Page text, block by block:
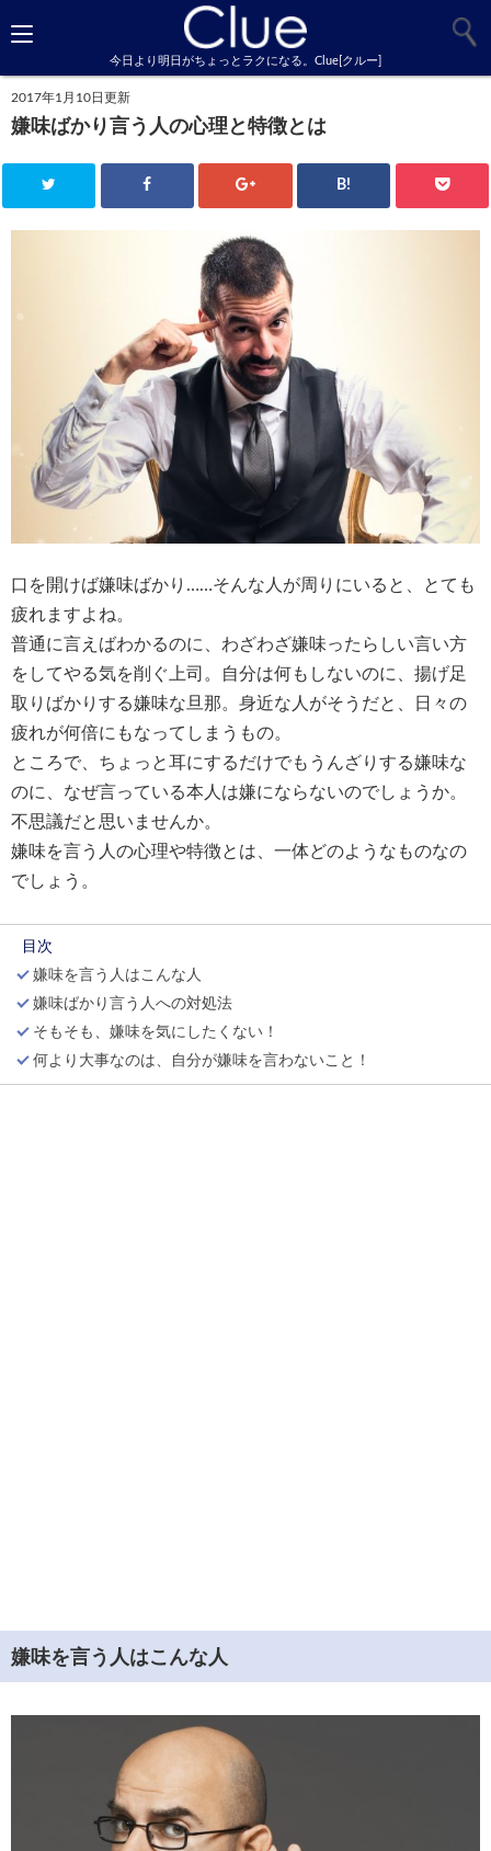
今日より明日がちょっとラクになる。Clue[クルー]
2017年1月10日更新
嫌味ばかり言う人の心理と特徴とは
B!
口を開けば嫌味ばかり……そんな人が周りにいると、とても
疲れますよね。
普通に言えばわかるのに、わざわざ嫌味ったらしい言い方
をしてやる気を削ぐ上司。自分は何もしないのに、揚げ足
取りばかりする嫌味な旦那。身近な人がそうだと、日々の
疲れが何倍にもなってしまうもの。
ところで、ちょっと耳にするだけでもうんざりする嫌味な
のに、なぜ言っている本人は嫌にならないのでしょうか。
不思議だと思いませんか。
嫌味を言う人の心理や特徴とは、一体どのようなものなの
でしょう。
目次
嫌味を言う人はこんな人
嫌味ばかり言う人への対処法
そもそも、嫌味を気にしたくない！
何より大事なのは、自分が嫌味を言わないこと！
嫌味を言う人はこんな人